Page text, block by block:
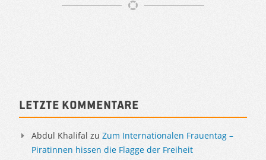
Sidebar
Letzte Kommentare
Abdul Khalifal zu Zum Internationalen Frauentag –
Piratinnen hissen die Flagge der Freiheit